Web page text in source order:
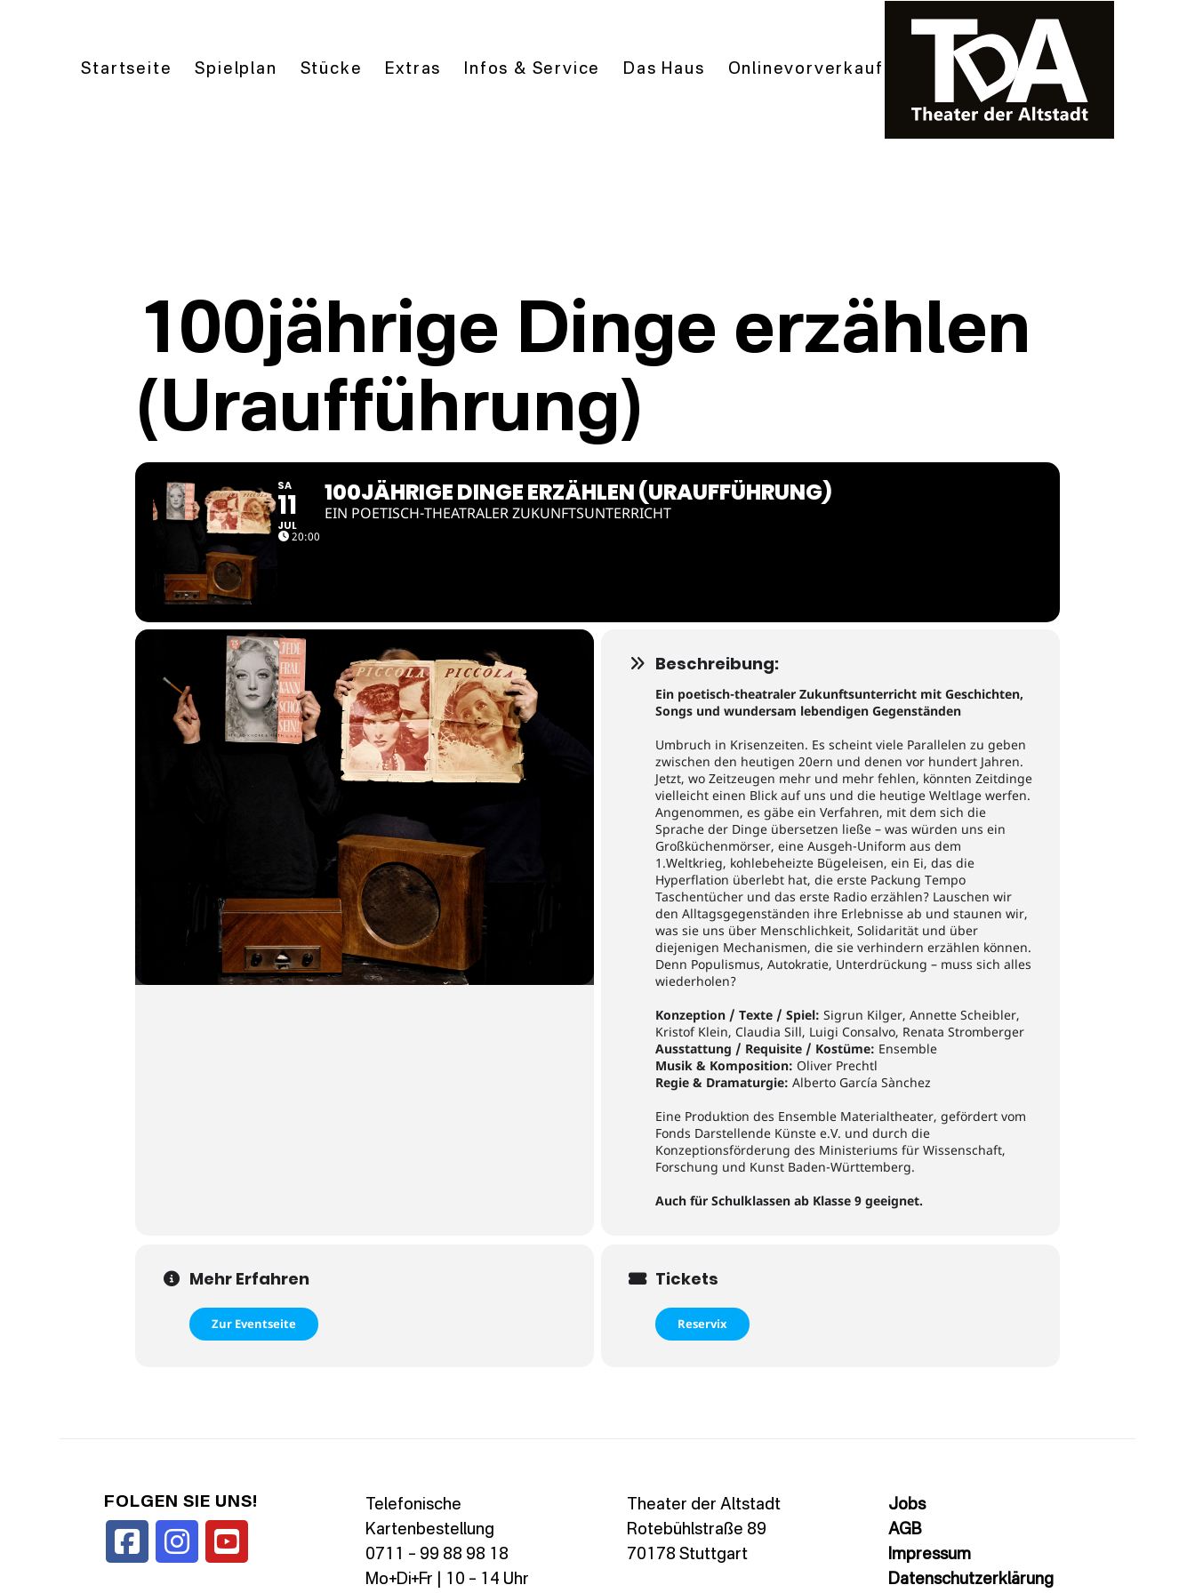
Startseite Spielplan Stücke Extras Infos & Service Das Haus Onlinevorverkauf
100jährige Dinge erzählen
(Uraufführung)
SA
11
JUL
20:00
100JÄHRIGE DINGE ERZÄHLEN (URAUFFÜHRUNG)
EIN POETISCH-THEATRALER ZUKUNFTSUNTERRICHT
Beschreibung:
Ein poetisch-theatraler Zukunftsunterricht mit Geschichten,
Songs und wundersam lebendigen Gegenständen
Umbruch in Krisenzeiten. Es scheint viele Parallelen zu geben
zwischen den heutigen 20ern und denen vor hundert Jahren.
Jetzt, wo Zeitzeugen mehr und mehr fehlen, könnten Zeitdinge
vielleicht einen Blick auf uns und die heutige Weltlage werfen.
Angenommen, es gäbe ein Verfahren, mit dem sich die
Sprache der Dinge übersetzen ließe – was würden uns ein
Großküchenmörser, eine Ausgeh-Uniform aus dem
1.Weltkrieg, kohlebeheizte Bügeleisen, ein Ei, das die
Hyperflation überlebt hat, die erste Packung Tempo
Taschentücher und das erste Radio erzählen? Lauschen wir
den Alltagsgegenständen ihre Erlebnisse ab und staunen wir,
was sie uns über Menschlichkeit, Solidarität und über
diejenigen Mechanismen, die sie verhindern erzählen können.
Denn Populismus, Autokratie, Unterdrückung – muss sich alles
wiederholen?
Konzeption / Texte / Spiel: Sigrun Kilger, Annette Scheibler,
Kristof Klein, Claudia Sill, Luigi Consalvo, Renata Stromberger
Ausstattung / Requisite / Kostüme: Ensemble
Musik & Komposition: Oliver Prechtl
Regie & Dramaturgie: Alberto García Sànchez
Eine Produktion des Ensemble Materialtheater, gefördert vom
Fonds Darstellende Künste e.V. und durch die
Konzeptionsförderung des Ministeriums für Wissenschaft,
Forschung und Kunst Baden-Württemberg.
Auch für Schulklassen ab Klasse 9 geeignet.
Mehr Erfahren
Zur Eventseite
Tickets
Reservix
FOLGEN SIE UNS!
Telefonische
Kartenbestellung
0711 – 99 88 98 18
Mo+Di+Fr | 10 – 14 Uhr
Theater der Altstadt
Rotebühlstraße 89
70178 Stuttgart
Jobs
AGB
Impressum
Datenschutzerklärung